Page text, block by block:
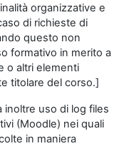
organizzative e
di richieste di
questo non
formativo in merito a
o altri elementi
titolare del corso.]
inoltre uso di log files
(Moodle) nei quali
in maniera